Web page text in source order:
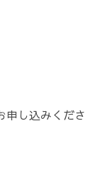
申し込みくださ